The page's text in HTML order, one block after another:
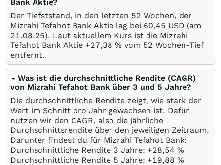
Bank Aktie?
Der Tiefststand, in den letzten 52 Wochen, der
Mizrahi Tefahot Bank Aktie lag bei 60,45 USD (am
21.08.25). Laut aktuellem Kurs ist die Mizrahi
Tefahot Bank Aktie +27,38 % vom 52 Wochen-Tief
entfernt.
Was ist die durchschnittliche Rendite (CAGR)
von Mizrahi Tefahot Bank über 3 und 5 Jahre?
Die durchschnittliche Rendite zeigt, wie stark der
Wert im Schnitt pro Jahr gewachsen ist. Dafür
nutzen wir den CAGR, also die jährliche
Durchschnittsrendite über den jeweiligen Zeitraum.
Darunter findest du für Mizrahi Tefahot Bank:
Durchschnittliche Rendite 3 Jahre: +28,54 %
Durchschnittliche Rendite 5 Jahre: +19,88 %